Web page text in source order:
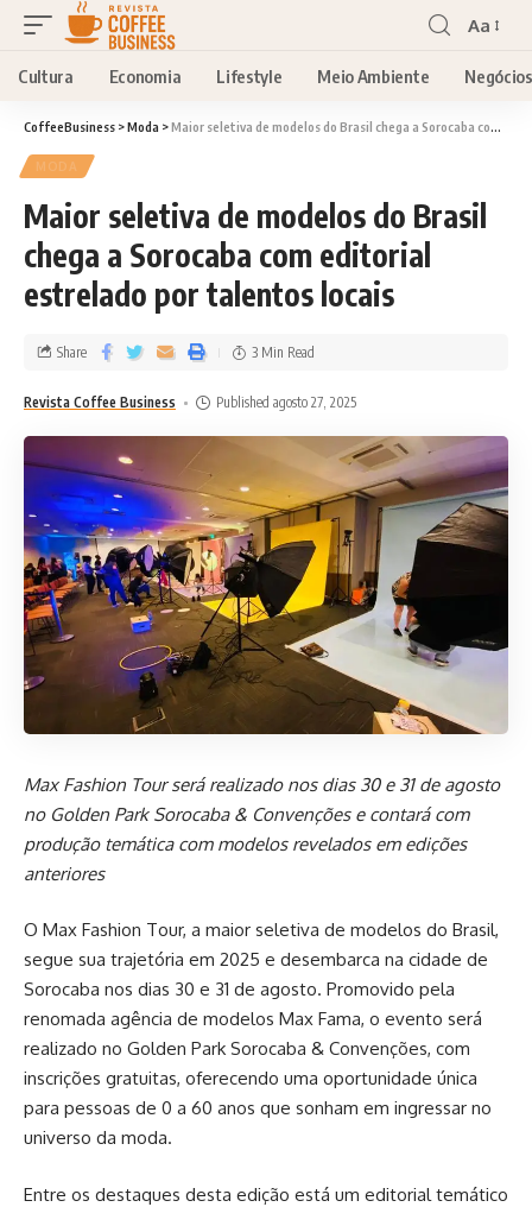
Aa
Cultura Economia Lifestyle Meio Ambiente Negócios
CoffeeBusiness >Moda >Maior seletiva de modelos do Brasil chega a Sorocaba com editorial estrelado por talentos locais
MODA
Maior seletiva de modelos do Brasil
chega a Sorocaba com editorial
estrelado por talentos locais
Revista Coffee Business Published agosto 27, 2025
Share 3 Min Read
Max Fashion Tour será realizado nos dias 30 e 31 de agosto
no Golden Park Sorocaba & Convenções e contará com
produção temática com modelos revelados em edições
anteriores
O Max Fashion Tour, a maior seletiva de modelos do Brasil,
segue sua trajetória em 2025 e desembarca na cidade de
Sorocaba nos dias 30 e 31 de agosto. Promovido pela
renomada agência de modelos Max Fama, o evento será
realizado no Golden Park Sorocaba & Convenções, com
inscrições gratuitas, oferecendo uma oportunidade única
para pessoas de 0 a 60 anos que sonham em ingressar no
universo da moda.
Entre os destaques desta edição está um editorial temático